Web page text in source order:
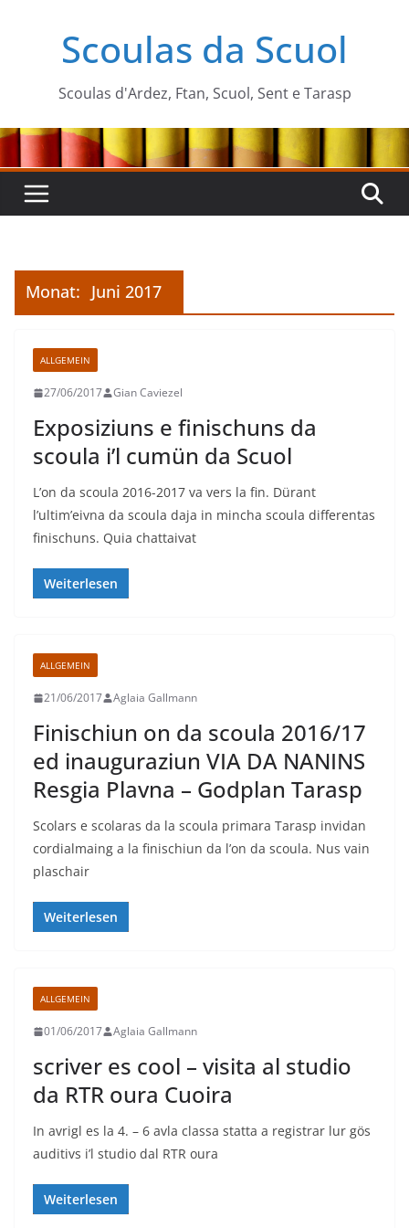
Scoulas da Scuol
Scoulas d'Ardez, Ftan, Scuol, Sent e Tarasp
Monat: Juni 2017
ALLGEMEIN
27/06/2017 Gian Caviezel
Exposiziuns e finischuns da
scoula i’l cumün da Scuol
L’on da scoula 2016-2017 va vers la fin. Dürant
l’ultim’eivna da scoula daja in mincha scoula differentas
finischuns. Quia chattaivat
Weiterlesen
ALLGEMEIN
21/06/2017 Aglaia Gallmann
Finischiun on da scoula 2016/17
ed inauguraziun VIA DA NANINS
Resgia Plavna – Godplan Tarasp
Scolars e scolaras da la scoula primara Tarasp invidan
cordialmaing a la finischiun da l’on da scoula. Nus vain
plaschair
Weiterlesen
ALLGEMEIN
01/06/2017 Aglaia Gallmann
scriver es cool – visita al studio
da RTR oura Cuoira
In avrigl es la 4. – 6 avla classa statta a registrar lur gös
auditivs i’l studio dal RTR oura
Weiterlesen